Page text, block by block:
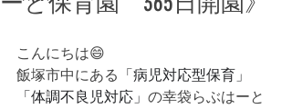
こんにちは😄
飯塚市中にある 「病児対応型保育」
「体調不良児対応」 の幸袋らぶはーと